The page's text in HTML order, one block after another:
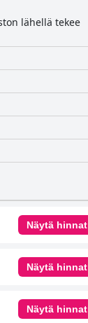
lähellä tekee
Näytä hinnat
Näytä hinnat
Näytä hinnat